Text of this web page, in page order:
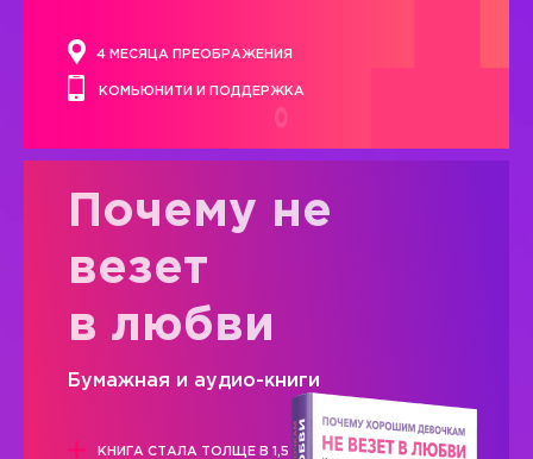
4 МЕСЯЦА ПРЕОБРАЖЕНИЯ
КОМЬЮНИТИ И ПОДДЕРЖКА
Почему не
везет
в любви
Бумажная и аудио-книги
КНИГА СТАЛА ТОЛЩЕ В 1,5